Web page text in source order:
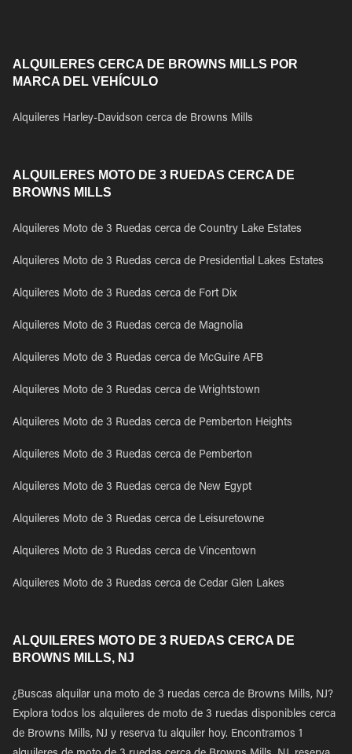
ALQUILERES CERCA DE BROWNS MILLS POR
MARCA DEL VEHÍCULO
Alquileres Harley-Davidson cerca de Browns Mills
ALQUILERES MOTO DE 3 RUEDAS CERCA DE
BROWNS MILLS
Alquileres Moto de 3 Ruedas cerca de Country Lake Estates
Alquileres Moto de 3 Ruedas cerca de Presidential Lakes Estates
Alquileres Moto de 3 Ruedas cerca de Fort Dix
Alquileres Moto de 3 Ruedas cerca de Magnolia
Alquileres Moto de 3 Ruedas cerca de McGuire AFB
Alquileres Moto de 3 Ruedas cerca de Wrightstown
Alquileres Moto de 3 Ruedas cerca de Pemberton Heights
Alquileres Moto de 3 Ruedas cerca de Pemberton
Alquileres Moto de 3 Ruedas cerca de New Egypt
Alquileres Moto de 3 Ruedas cerca de Leisuretowne
Alquileres Moto de 3 Ruedas cerca de Vincentown
Alquileres Moto de 3 Ruedas cerca de Cedar Glen Lakes
ALQUILERES MOTO DE 3 RUEDAS CERCA DE
BROWNS MILLS, NJ
¿Buscas alquilar una moto de 3 ruedas cerca de Browns Mills, NJ?
Explora todos los alquileres de moto de 3 ruedas disponibles cerca
de Browns Mills, NJ y reserva tu alquiler hoy. Encontramos 1